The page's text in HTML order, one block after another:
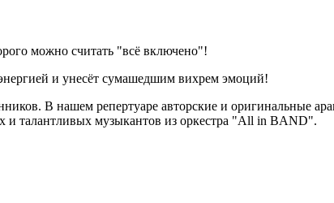
можно считать "всё включено"!
и унесёт сумашедшим вихрем эмоций!
В нашем репертуаре авторские и оригинальные
и талантливых музыкантов из оркестра "All in BAND".